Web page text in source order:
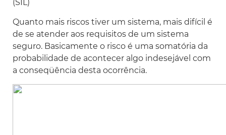
(SIL)
Quanto mais riscos tiver um sistema, mais difícil é
de se atender aos requisitos de um sistema
seguro. Basicamente o risco é uma somatória da
probabilidade de acontecer algo indesejável com
a conseqüência desta ocorrência.